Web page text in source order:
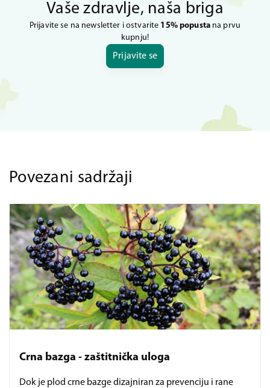
Vaše zdravlje, naša briga
Prijavite se na newsletter i ostvarite 15% popustana prvu
kupnju!
Prijavite se
Povezani sadržaji
Crna bazga - zaštitnička uloga
Dok je plod crne bazge dizajniran za prevenciju i rane